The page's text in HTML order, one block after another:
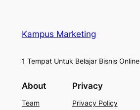
Kampus Marketing
1 Tempat Untuk Belajar Bisnis Online
About
Team
Privacy
Privacy Policy